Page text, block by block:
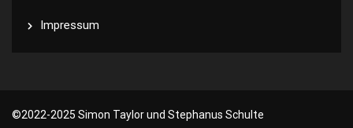
Impressum
©️2022-2025 Simon Taylor und Stephanus Schulte